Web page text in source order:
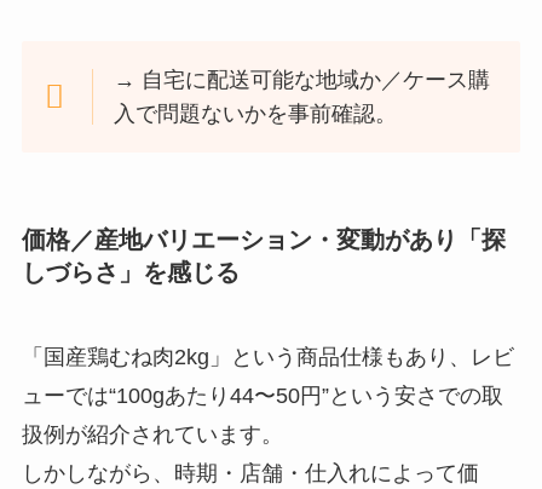
→ 自宅に配送可能な地域か／ケース購
入で問題ないかを事前確認。
価格／産地バリエーション・変動があり「探
しづらさ」を感じる
「国産鶏むね肉2kg」という商品仕様もあり、レビ
ューでは“100gあたり44〜50円”という安さでの取
扱例が紹介されています。
しかしながら、時期・店舗・仕入れによって価